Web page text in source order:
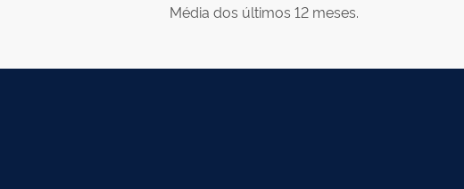
Média dos últimos 12 meses.